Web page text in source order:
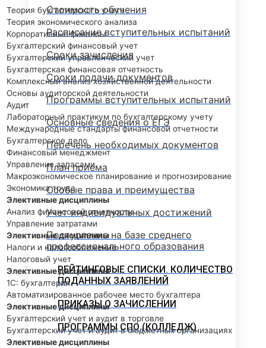
Стоимость обучения
Расписание вступительных испытаний
Сроки зачисления
Сроки подачи документов
Программы вступительных испытаний
Основные сведения о ЕГЭ
Перечень необходимых документов
План приема
Особые права и преимущества
Учет индивидуальных достижений
Поступление на базе среднего
профессионального образования
РЕЙТИНГОВЫЕ СПИСКИ. КОЛИЧЕСТВО
ПОДАННЫХ ЗАЯВЛЕНИЙ
ПРИКАЗЫ О ЗАЧИСЛЕНИИ
ПРОГРАММЫ СПО (КОЛЛЕДЖ)
Теория бухгалтерского учета
Теория экономического анализа
Корпоративные финансы
Бухгалтерский финансовый учет
Бухгалтерский управленческий учет
Бухгалтерская финансовая отчетность
Комплексный анализ хозяйственной деятельности
Основы аудиторской деятельности
Аудит
Лабораторный практикум по бухгалтерскому учету
Международные стандарты финансовой отчетности
Бухгалтерское дело
Финансовый менеджмент
Управление запасами
Макроэкономическое планирование и прогнозирование
Экономика труда
Элективные дисциплины
Анализ финансовой отчетности
Управление затратами
Элективные дисциплины
Налоги и налогообложение
Налоговый учет
Элективные дисциплины
1С: бухгалтерия
Автоматизированное рабочее место бухгалтера
Элективные дисциплины
Бухгалтерский учет и аудит в торговле
Бухгалтерский учет и аудит в бюджетных организациях
Элективные дисциплины